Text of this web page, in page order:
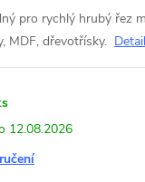
pro rychlý hrubý řez
MDF, dřevotřísky.
12.08.2026